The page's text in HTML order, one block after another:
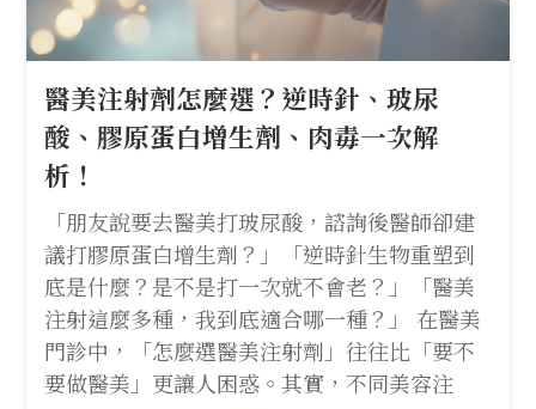
醫美注射劑怎麼選？逆時針、玻尿
酸、膠原蛋白增生劑、肉毒一次解
析！
「朋友說要去醫美打玻尿酸，諮詢後醫師卻建
議打膠原蛋白增生劑？」「逆時針生物重塑到
底是什麼？是不是打一次就不會老？」「醫美
注射這麼多種，我到底適合哪一種？」 在醫美
門診中，「怎麼選醫美注射劑」往往比「要不
要做醫美」更讓人困惑。其實，不同美容注